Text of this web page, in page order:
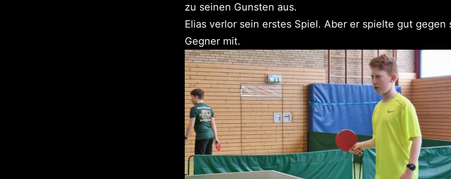
zu seinen Gunsten aus.
Elias verlor sein erstes Spiel. Aber er spielte gut gegen
Gegner mit.